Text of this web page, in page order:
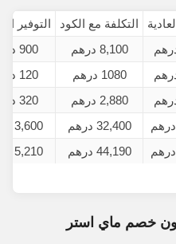
التكلفة مع الكود
التوفير
8,100 درهم
900 درهم
1080 درهم
120 درهم
2,880 درهم
320 درهم
32,400 درهم
3,600 درهم
44,190 درهم 5,210 درهم
خصم ماي استر